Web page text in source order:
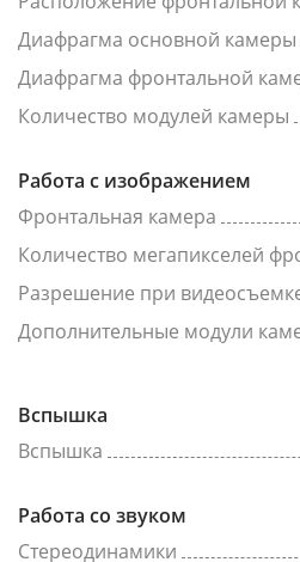
Диафрагма основной камеры
Диафрагма фронтальной
Количество модулей камеры
Работа с изображением
Фронтальная камера
Количество мегапикселей
Разрешение при
Дополнительные модули
Вспышка
Вспышка
Работа со звуком
Стереодинамики